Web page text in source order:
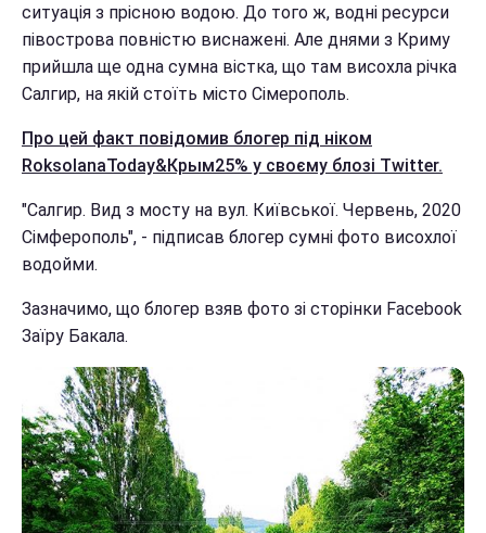
ситуація з прісною водою. До того ж, водні ресурси
півострова повністю виснажені. Але днями з Криму
прийшла ще одна сумна вістка, що там висохла річка
Салгир, на якій стоїть місто Сімерополь.
Про цей факт повідомив блогер під ніком
RoksolanaToday&Крым25% у своєму блозі Twitter.
"Салгир. Вид з мосту на вул. Київської. Червень, 2020
Сімферополь", - підписав блогер сумні фото висохлої
водойми.
Зазначимо, що блогер взяв фото зі сторінки Facebook
Заїру Бакала.